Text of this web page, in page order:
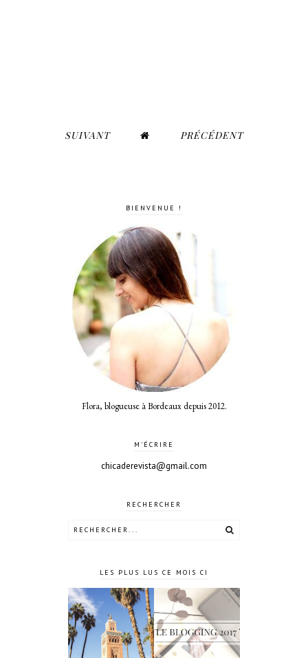
SUIVANT PRÉCÉDENT
BIENVENUE !
Flora, blogueuse à Bordeaux depuis 2012.
M'ÉCRIRE
chicaderevista@gmail.com
RECHERCHER
LES PLUS LUS CE MOIS CI
4 jours à
Marrakech
Le blogging
2017 ?